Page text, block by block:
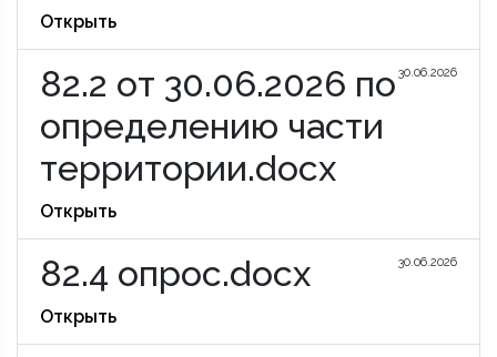
Открыть
82.2 от 30.06.2026 по
определению части
территории.docx
30.06.2026
Открыть
82.4 опрос.docx 30.06.2026
Открыть